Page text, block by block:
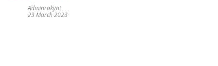
Adminrakyat
23 March 2023